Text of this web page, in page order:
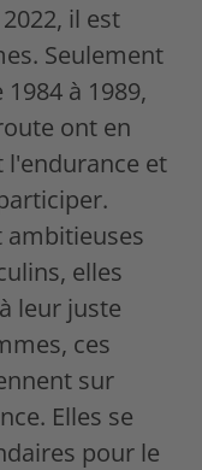
il est
Seulement
à 1989,
ont en
l'endurance et
ambitieuses
elles
leur juste
ces
sur
Elles se
pour le